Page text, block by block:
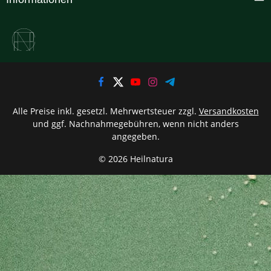
© 2026 Heilnatura
Alle Preise inkl. gesetzl. Mehrwertsteuer zzgl. Versandkosten
und ggf. Nachnahmegebühren, wenn nicht anders
angegeben.